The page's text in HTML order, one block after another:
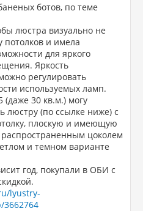
ботов, по теме
люстра визуально не
потолков и имела
для яркого
Яркость
регулировать
используемых ламп.
(даже 30 кв.м.) могу
люстру (по ссылке ниже) с
плоскую и имеющую
цоколем
и темном варианте
год, покупали в ОБИ с
lyustry-
3662764